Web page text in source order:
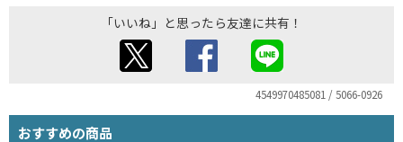
「いいね」と思ったら友達に共有！
4549970485081 / 5066-0926
おすすめの商品